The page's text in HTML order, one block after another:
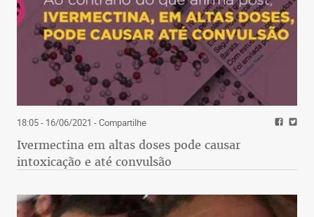
18:05 - 16/06/2021 - Compartilhe
Ivermectina em altas doses pode causar
intoxicação e até convulsão